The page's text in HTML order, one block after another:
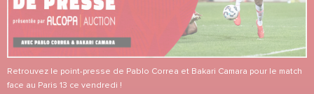
Retrouvez le point-presse de Pablo Correa et Bakari Camara pour le match
face au Paris 13 ce vendredi !